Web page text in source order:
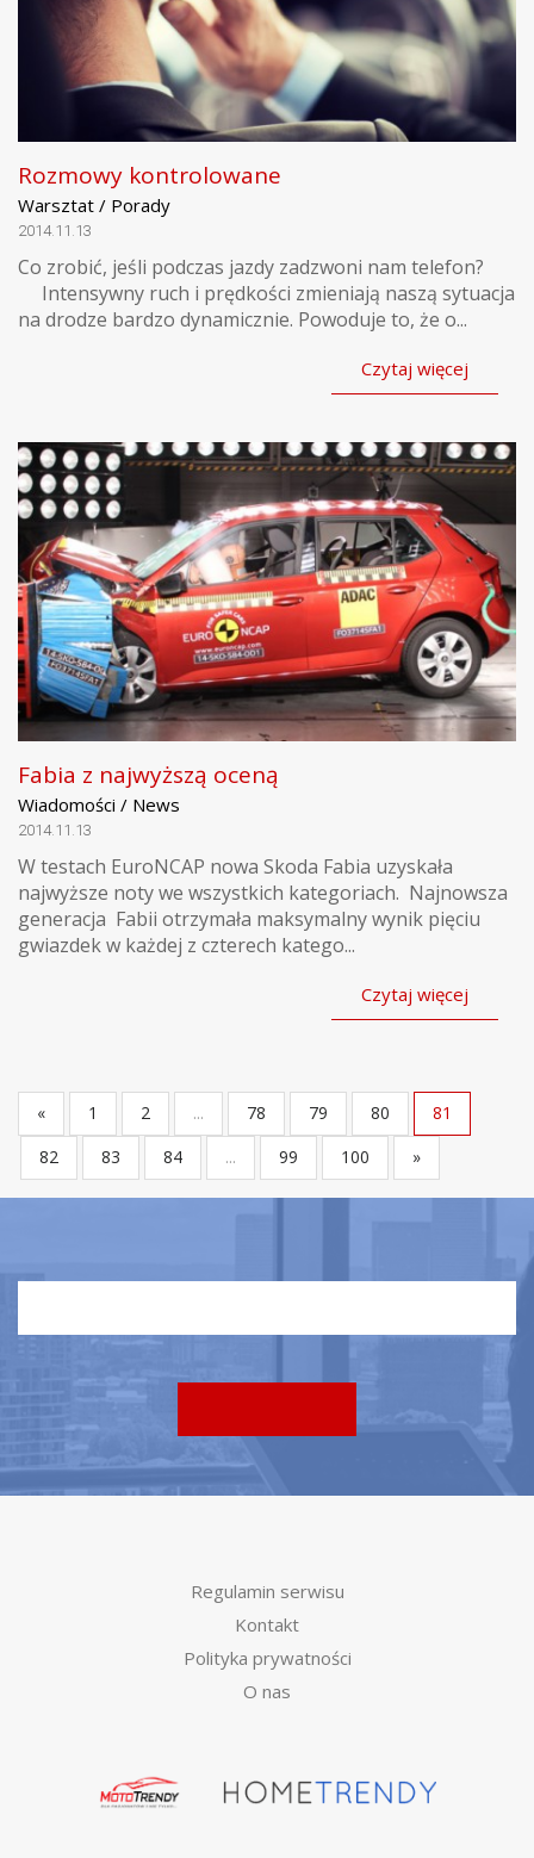
Rozmowy kontrolowane
Warsztat / Porady
2014.11.13
Co zrobić, jeśli podczas jazdy zadzwoni nam telefon?
Intensywny ruch i prędkości zmieniają naszą sytuacja
na drodze bardzo dynamicznie. Powoduje to, że o...
Czytaj więcej
Fabia z najwyższą oceną
Wiadomości / News
2014.11.13
W testach EuroNCAP nowa Skoda Fabia uzyskała
najwyższe noty we wszystkich kategoriach. Najnowsza
generacja Fabii otrzymała maksymalny wynik pięciu
gwiazdek w każdej z czterech katego...
Czytaj więcej
« 1 2 ... 78 79 80
81
82
83 84 ... 99 100 »
Regulamin serwisu
Kontakt
Polityka prywatności
O nas